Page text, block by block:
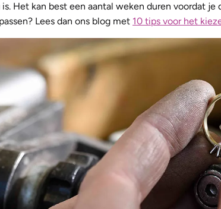
Het kan best een aantal weken duren voordat
Lees dan ons blog met 10 tips voor het